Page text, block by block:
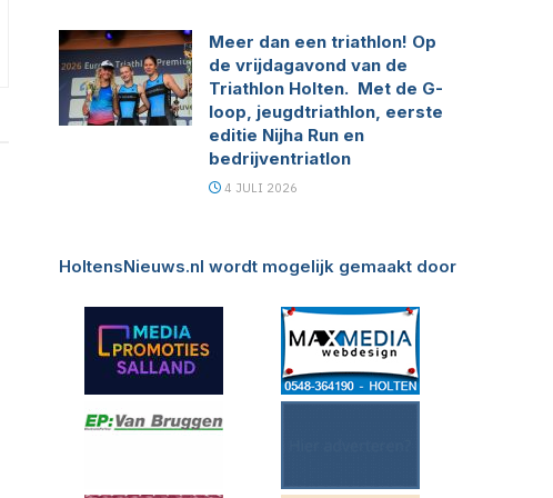
Meer dan een triathlon! Op
de vrijdagavond van de
Triathlon Holten. Met de G-
loop, jeugdtriathlon, eerste
editie Nijha Run en
bedrijventriatlon
4 JULI 2026
HoltensNieuws.nl wordt mogelijk gemaakt door